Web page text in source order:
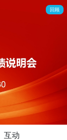
回顾
互动